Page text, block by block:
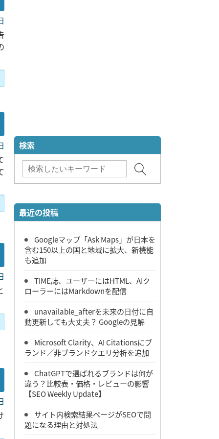
検索
最近の投稿
Googleマップ「Ask Maps」が日本を
含む150以上の国と地域に拡大、新機能
も追加
TIME誌、ユーザーにはHTML、AIク
ローラーにはMarkdownを配信
unavailable_afterを未来の日付に自
動更新しても大丈夫？ Googleの見解
Microsoft Clarity、AI Citationsにブ
ランド／非ブランドクエリ分析を追加
ChatGPTで選ばれるブランドは何が
違う？比較表・価格・レビューの影響
【SEO Weekly Update】
サイト内検索結果ページがSEOで問
題になる理由と対処法